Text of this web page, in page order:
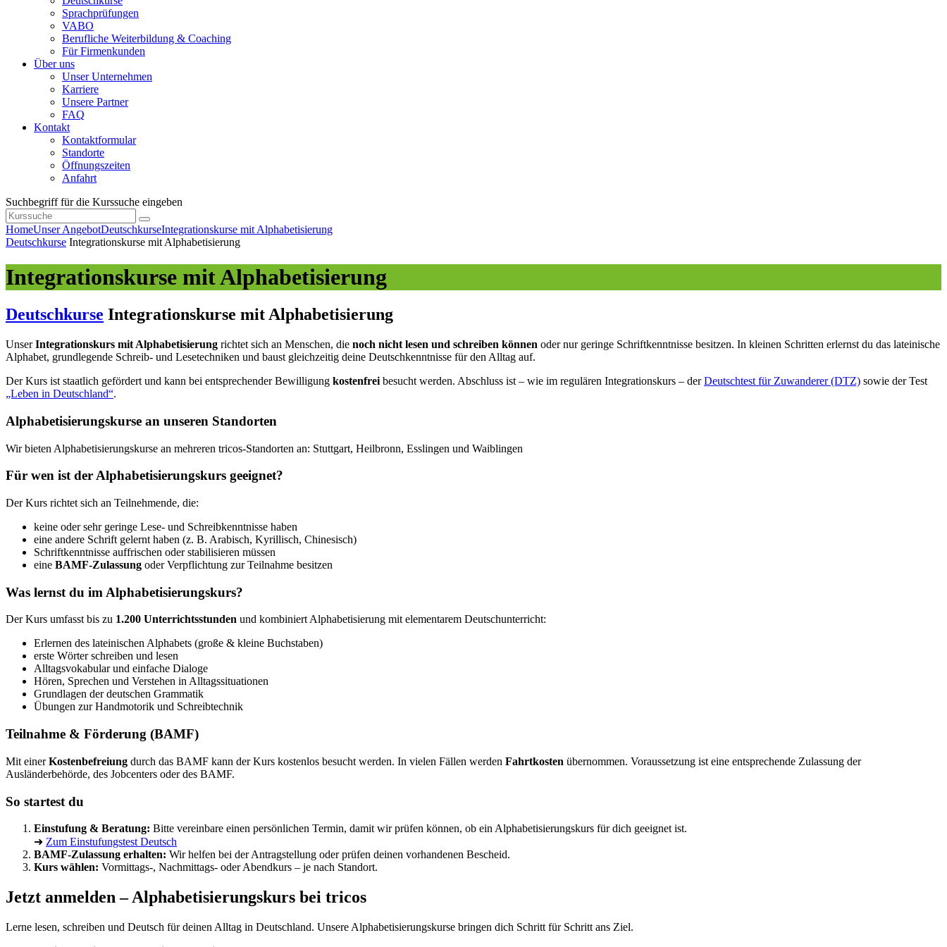
Sprachprüfungen
VABO
Berufliche Weiterbildung & Coaching
Für Firmenkunden
Über uns
Unser Unternehmen
Karriere
Unsere Partner
FAQ
Kontakt
Kontaktformular
Standorte
Öffnungszeiten
Anfahrt
Suchbegriff für die Kurssuche eingeben
HomeUnser AngebotDeutschkurseIntegrationskurse mit Alphabetisierung
Deutschkurse Integrationskurse mit Alphabetisierung
Integrationskurse mit Alphabetisierung
Deutschkurse Integrationskurse mit Alphabetisierung
UnserIntegrationskurs mit Alphabetisierung richtet sich an Menschen, die noch nicht lesen und schreiben können oder nur geringe Schriftkenntnisse besitzen. In kleinen Schritten erlernst du das lateinische
Alphabet, grundlegende Schreib- und Lesetechniken und baust gleichzeitig deine Deutschkenntnisse für den Alltag auf.
Der Kurs ist staatlich gefördert und kann bei entsprechender Bewilligung kostenfrei besucht werden. Abschluss ist – wie im regulären Integrationskurs – derDeutschtest für Zuwanderer (DTZ) sowie der Test
„Leben in Deutschland“.
Alphabetisierungskurse an unseren Standorten
Wir bieten Alphabetisierungskurse an mehreren tricos-Standorten an: Stuttgart, Heilbronn, Esslingen und Waiblingen
Für wen ist der Alphabetisierungskurs geeignet?
Der Kurs richtet sich an Teilnehmende, die:
keine oder sehr geringe Lese- und Schreibkenntnisse haben
eine andere Schrift gelernt haben (z. B. Arabisch, Kyrillisch, Chinesisch)
Schriftkenntnisse auffrischen oder stabilisieren müssen
eine BAMF-Zulassung oder Verpflichtung zur Teilnahme besitzen
Was lernst du im Alphabetisierungskurs?
Der Kurs umfasst bis zu 1.200 Unterrichtsstunden und kombiniert Alphabetisierung mit elementarem Deutschunterricht:
Erlernen des lateinischen Alphabets (große & kleine Buchstaben)
erste Wörter schreiben und lesen
Alltagsvokabular und einfache Dialoge
Hören, Sprechen und Verstehen in Alltagssituationen
Grundlagen der deutschen Grammatik
Übungen zur Handmotorik und Schreibtechnik
Teilnahme & Förderung (BAMF)
Mit einerKostenbefreiung durch das BAMF kann der Kurs kostenlos besucht werden. In vielen Fällen werden Fahrtkosten übernommen. Voraussetzung ist eine entsprechende Zulassung der
Ausländerbehörde, des Jobcenters oder des BAMF.
So startest du
Einstufung & Beratung: Bitte vereinbare einen persönlichen Termin, damit wir prüfen können, ob ein Alphabetisierungskurs für dich geeignet ist.
➜ Zum Einstufungstest Deutsch
BAMF-Zulassung erhalten: Wir helfen bei der Antragstellung oder prüfen deinen vorhandenen Bescheid.
Kurs wählen: Vormittags-, Nachmittags- oder Abendkurs – je nach Standort.
Jetzt anmelden – Alphabetisierungskurs bei tricos
Lerne lesen, schreiben und Deutsch für deinen Alltag in Deutschland. Unsere Alphabetisierungskurse bringen dich Schritt für Schritt ans Ziel.